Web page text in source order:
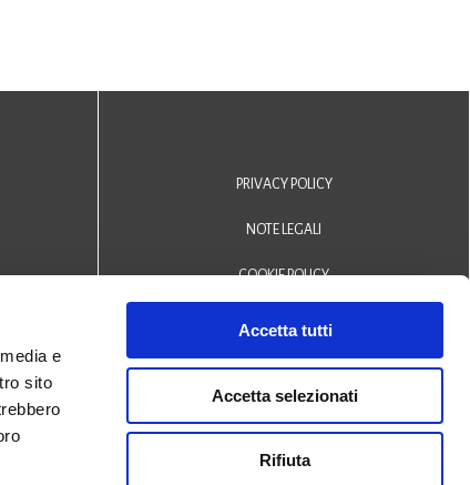
e
sito
Accetta tutti
Accetta selezionati
Rifiuta
PRIVACY POLICY
NOTE LEGALI
COOKIE POLICY
DICHIARAZIONE DI ACCESSIBILITÀ
© 2024 Biblioteca Comunale
San Biagio Monselice -